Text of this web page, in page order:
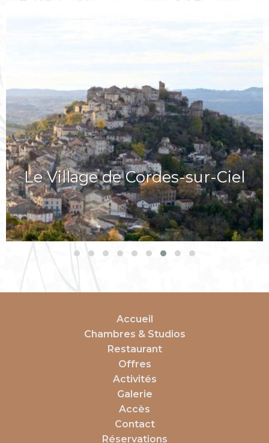
Le Village de Cordes-sur-Ciel
Accueil
Chambres & Studios
Restaurant
Offres
Activités
Galerie
Accès
Contact
Réservations